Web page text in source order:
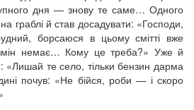
дня — знову те саме… Одного
граблі й став досадувати: «Господи,
борсаюся в цьому смітті вже
змін немає… Кому це треба?» Уже й
«Лишай те село, тільки бензин дарма
почув: «Не бійся, роби — і скоро